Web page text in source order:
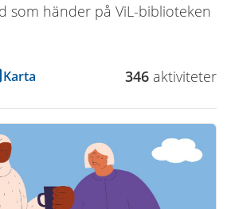
som händer på ViL-biblioteken
Karta 346 aktiviteter